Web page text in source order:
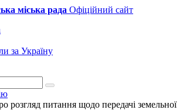
міська рада Офіційний сайт
за Україну
розгляд питання щодо передачі земельної